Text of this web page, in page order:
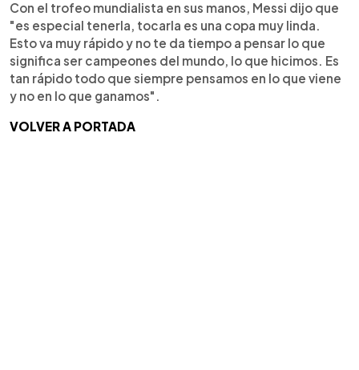
Con el trofeo mundialista en sus manos, Messi dijo que
"es especial tenerla, tocarla es una copa muy linda.
Esto va muy rápido y no te da tiempo a pensar lo que
significa ser campeones del mundo, lo que hicimos. Es
tan rápido todo que siempre pensamos en lo que viene
y no en lo que ganamos".
VOLVER A PORTADA